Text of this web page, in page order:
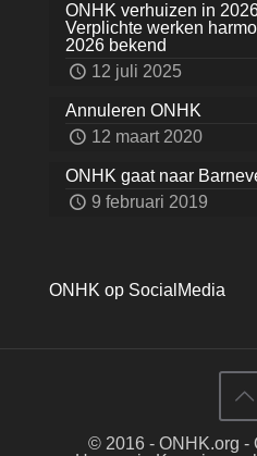
ONHK verhuizen in
Verplichte werken
2026 bekend
12 juli 2025
Annuleren ONHK
12 maart 2020
ONHK gaat naar
9 februari 2019
ONHK op SocialMedia
© 2016 - ONHK.org -